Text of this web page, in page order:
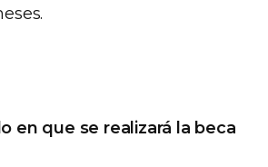
en que se realizará la beca